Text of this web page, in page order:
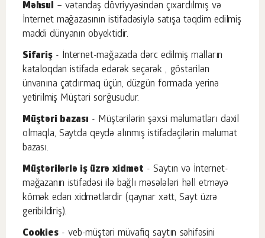
Məhsul – vətəndaş dövriyyəsindən çıxardılmış və
İnternet mağazasının istifadəsiylə satışa təqdim edilmiş
maddi dünyanın obyektidir.
Sifariş- İnternet-mağazada dərc edilmiş malların
kataloqdan istifadə edərək seçərək , göstərilən
ünvanına çatdırmaq üçün, düzgün formada yerinə
yetirilmiş Müştəri sorğusudur.
Müştəri bazası - Müştərilərin şəxsi məlumatları daxil
olmaqla, Saytda qeydə alınmış istifadəçilərin məlumat
bazası.
Müştərilərlə iş üzrə xidmət - Saytın və İnternet-
mağazanın istifadəsi ilə bağlı məsələləri həll etməyə
kömək edən xidmətlərdir (qaynar xətt, Sayt üzrə
geribildiriş).
Cookies- veb-müştəri müvafiq saytın səhifəsini